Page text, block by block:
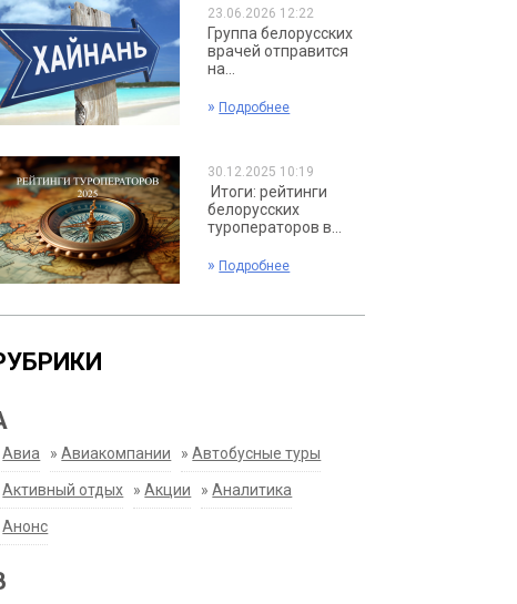
23.06.2026 12:22
Группа белорусских
врачей отправится
на...
» Подробнее
30.12.2025 10:19
Итоги: рейтинги
белорусских
туроператоров в...
» Подробнее
Авиа »Авиакомпании »Автобусные туры
Активный отдых »Акции »Аналитика
Анонс